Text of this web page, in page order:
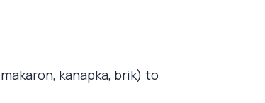
kanapka, brik) to